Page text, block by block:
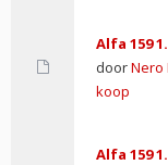
Alfa 159
doorNero
koop
Alfa 159